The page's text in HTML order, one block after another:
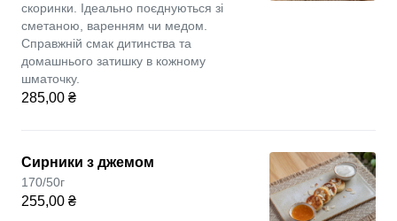
скоринки. Ідеально поєднуються зі
сметаною, варенням чи медом.
Справжній смак дитинства та
домашнього затишку в кожному
шматочку.
285,00 ₴
Сирники з джемом
170/50г
255,00 ₴